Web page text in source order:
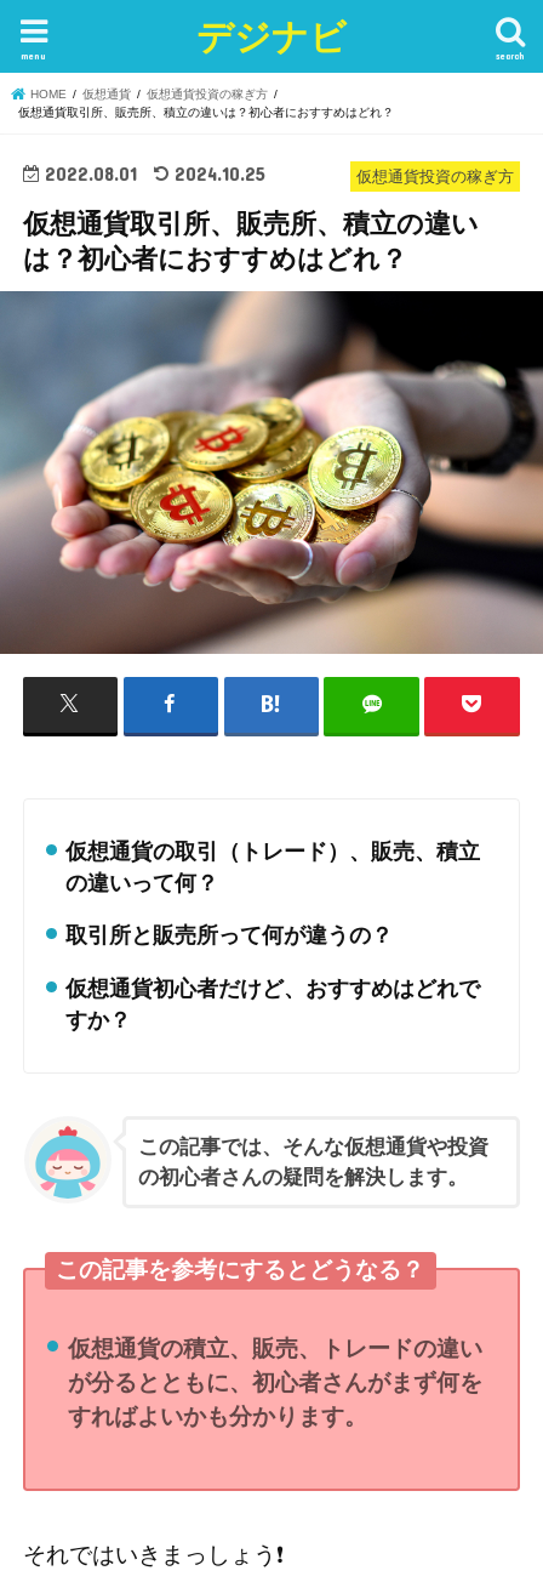
デジナビ search
menu
HOME 仮想通貨
仮想通貨投資の稼ぎ方
仮想通貨取引所、販売所、積立の違いは？初心者におすすめはどれ？
仮想通貨投資の稼ぎ方
2022.08.01 2024.10.25
仮想通貨取引所、販売所、積立の違い
は？初心者におすすめはどれ？
仮想通貨の取引（トレード）、販売、積立
の違いって何？
取引所と販売所って何が違うの？
仮想通貨初心者だけど、おすすめはどれで
すか？
この記事では、そんな仮想通貨や投資
の初心者さんの疑問を解決します。
この記事を参考にするとどうなる？
仮想通貨の積立、販売、トレードの違い
が分るとともに、初心者さんがまず何を
すればよいかも分かります。
それではいきまっしょう❗️